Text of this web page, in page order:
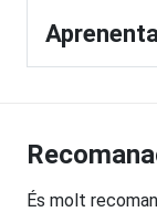
És molt